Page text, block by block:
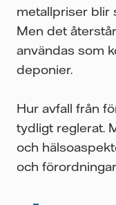
metallpriser blir
Men det
användas som
deponier.
Hur avfall från
tydligt reglerat.
och
och